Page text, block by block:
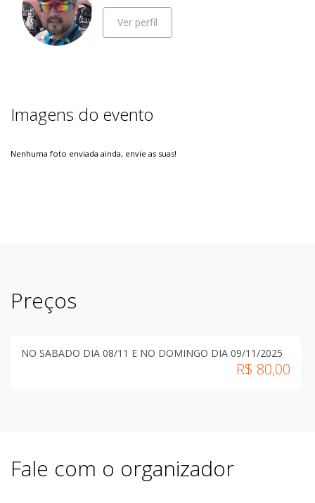
Ver perfil
Imagens do evento
Nenhuma foto enviada ainda, envie as suas!
Preços
NO SABADO DIA 08/11 E NO DOMINGO DIA 09/11/2025
R$ 80,00
Fale com o organizador